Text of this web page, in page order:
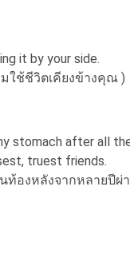
it by your side.
ใช้ชีวิตเคียงข้างคุณ )
stomach after all
truest friends.
องหลังจากหลายปี